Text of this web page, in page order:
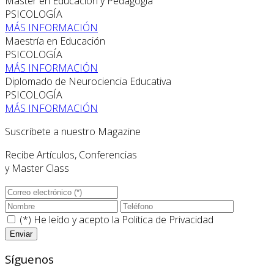
PSICOLOGÍA
MÁS INFORMACIÓN
Maestría en Educación
PSICOLOGÍA
MÁS INFORMACIÓN
Diplomado de Neurociencia Educativa
PSICOLOGÍA
MÁS INFORMACIÓN
Suscríbete a nuestro Magazine
Recibe Artículos, Conferencias
y Master Class
(*) He leído y acepto la Politica de Privacidad
Síguenos